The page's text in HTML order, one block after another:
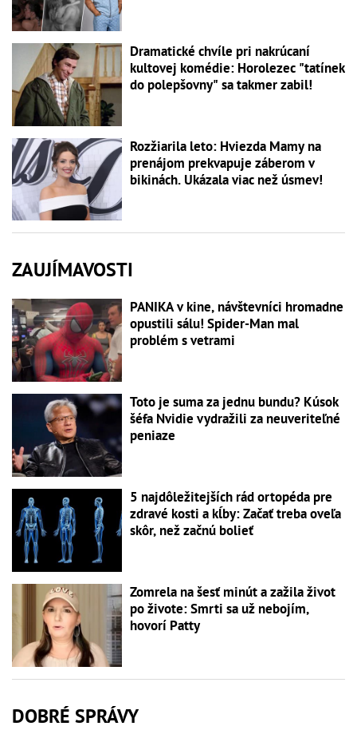
Dramatické chvíle pri nakrúcaní
kultovej komédie: Horolezec "tatínek
do polepšovny" sa takmer zabil!
Rozžiarila leto: Hviezda Mamy na
prenájom prekvapuje záberom v
bikinách. Ukázala viac než úsmev!
ZAUJÍMAVOSTI
PANIKA v kine, návštevníci hromadne
opustili sálu! Spider-Man mal
problém s vetrami
Toto je suma za jednu bundu? Kúsok
šéfa Nvidie vydražili za neuveriteľné
peniaze
5 najdôležitejších rád ortopéda pre
zdravé kosti a kĺby: Začať treba oveľa
skôr, než začnú bolieť
Zomrela na šesť minút a zažila život
po živote: Smrti sa už nebojím,
hovorí Patty
DOBRÉ SPRÁVY